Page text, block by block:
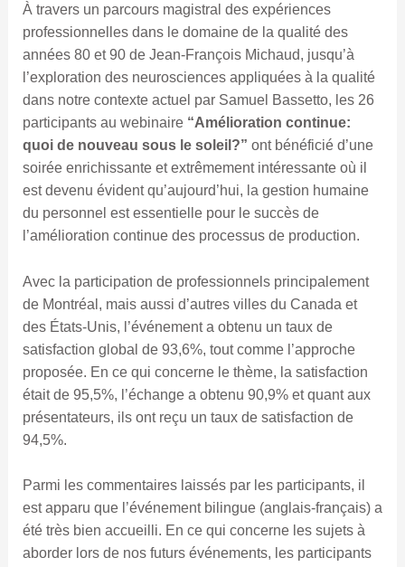
À travers un parcours magistral des expériences
professionnelles dans le domaine de la qualité des
années 80 et 90 de Jean-François Michaud, jusqu’à
l’exploration des neurosciences appliquées à la qualité
dans notre contexte actuel par Samuel Bassetto, les 26
participants au webinaire “Amélioration continue:
quoi de nouveau sous le soleil?” ont bénéficié d’une
soirée enrichissante et extrêmement intéressante où il
est devenu évident qu’aujourd’hui, la gestion humaine
du personnel est essentielle pour le succès de
l’amélioration continue des processus de production.
Avec la participation de professionnels principalement
de Montréal, mais aussi d’autres villes du Canada et
des États-Unis, l’événement a obtenu un taux de
satisfaction global de 93,6%, tout comme l’approche
proposée. En ce qui concerne le thème, la satisfaction
était de 95,5%, l’échange a obtenu 90,9% et quant aux
présentateurs, ils ont reçu un taux de satisfaction de
94,5%.
Parmi les commentaires laissés par les participants, il
est apparu que l’événement bilingue (anglais-français) a
été très bien accueilli. En ce qui concerne les sujets à
aborder lors de nos futurs événements, les participants